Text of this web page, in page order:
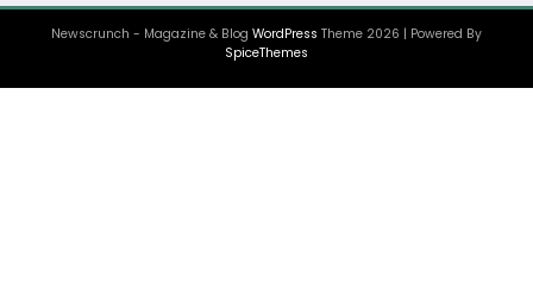
Newscrunch - Magazine & Blog WordPress Theme 2026 | Powered By
SpiceThemes